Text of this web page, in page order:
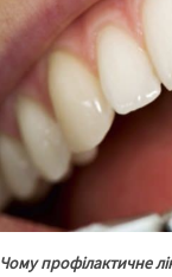
Чому профілактичне